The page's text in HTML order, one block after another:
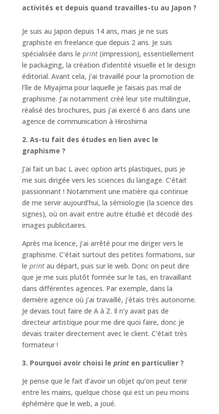
activités et depuis quand travailles-tu au Japon ?
Je suis au Japon depuis 14 ans, mais je ne suis
graphiste en freelance que depuis 2 ans. Je suis
spécialisée dans le print(impression), essentiellement
le packaging, la création d’identité visuelle et le design
éditorial. Avant cela, j’ai travaillé pour la promotion de
l’île de Miyajima pour laquelle je faisais pas mal de
graphisme. J’ai notamment créé leur site multilingue,
réalisé des brochures, puis j’ai exercé 6 ans dans une
agence de communication à Hiroshima
2. As-tu fait des études en lien avec le
graphisme ?
J’ai fait un bac L avec option arts plastiques, puis je
me suis dirigée vers les sciences du langage. C’était
passionnant ! Notamment une matière qui continue
de me servir aujourd’hui, la sémiologie (la science des
signes), où on avait entre autre étudié et décodé des
images publicitaires.
Après ma licence, j’ai arrêté pour me diriger vers le
graphisme. C’était surtout des petites formations, sur
le printau départ, puis sur le web. Donc on peut dire
que je me suis plutôt formée sur le tas, en travaillant
dans différentes agences. Par exemple, dans la
dernière agence où j’ai travaillé, j’étais très autonome.
Je devais tout faire de A à Z. Il n’y avait pas de
directeur artistique pour me dire quoi faire, donc je
devais traiter directement avec le client. C’était très
formateur !
3. Pourquoi avoir choisi le printen particulier ?
Je pense que le fait d’avoir un objet qu’on peut tenir
entre les mains, quelque chose qui est un peu moins
éphémère que le web, a joué.